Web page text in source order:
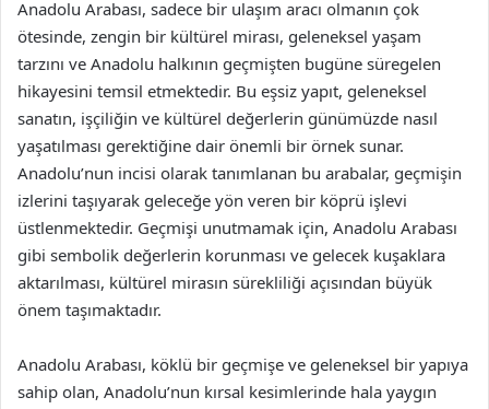
Anadolu Arabası, sadece bir ulaşım aracı olmanın çok
ötesinde, zengin bir kültürel mirası, geleneksel yaşam
tarzını ve Anadolu halkının geçmişten bugüne süregelen
hikayesini temsil etmektedir. Bu eşsiz yapıt, geleneksel
sanatın, işçiliğin ve kültürel değerlerin günümüzde nasıl
yaşatılması gerektiğine dair önemli bir örnek sunar.
Anadolu’nun incisi olarak tanımlanan bu arabalar, geçmişin
izlerini taşıyarak geleceğe yön veren bir köprü işlevi
üstlenmektedir. Geçmişi unutmamak için, Anadolu Arabası
gibi sembolik değerlerin korunması ve gelecek kuşaklara
aktarılması, kültürel mirasın sürekliliği açısından büyük
önem taşımaktadır.
Anadolu Arabası, köklü bir geçmişe ve geleneksel bir yapıya
sahip olan, Anadolu’nun kırsal kesimlerinde hala yaygın